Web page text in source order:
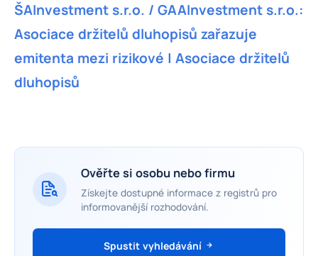
ŠAInvestment s.r.o. / GAAInvestment s.r.o.:
Asociace držitelů dluhopisů zařazuje
emitenta mezi rizikové | Asociace držitelů
dluhopisů
Ověřte si osobu nebo firmu
Získejte dostupné informace z registrů pro
informovanější rozhodování.
Spustit vyhledávání